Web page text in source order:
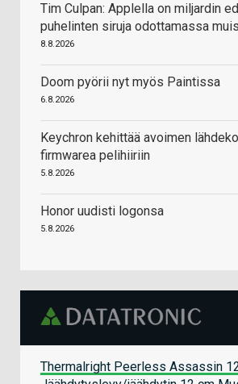
Tim Culpan: Applella on miljardin
puhelinten siruja odottamassa
8.8.2026
Doom pyörii nyt myös Paintissa
6.8.2026
Keychron kehittää avoimen
firmwarea pelihiiriin
5.8.2026
Honor uudisti logonsa
5.8.2026
Thermalright Peerless Assassin